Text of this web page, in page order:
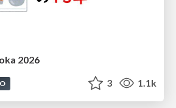
2026
3 1.1k